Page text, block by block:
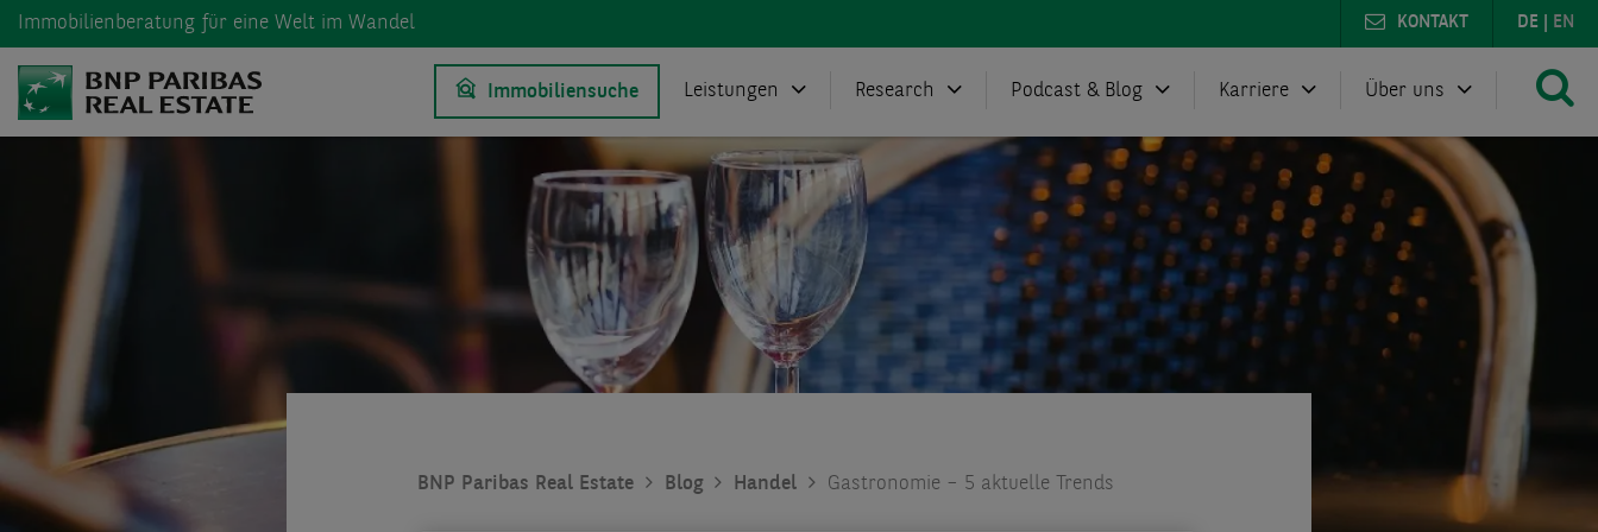
Immobilienberatung für eine Welt im Wandel DE EN
KONTAKT
Immobiliensuche Leistungen Research Podcast & Blog Karriere Über uns
BNP Paribas Real Estate Blog Handel Gastronomie – 5 aktuelle Trends